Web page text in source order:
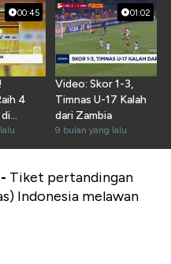
00:45
4
di
01:02
Video: Skor 1-3,
Timnas U-17 Kalah
dari Zambia
9 bulan yang lalu
Tiket pertandingan
Indonesia melawan